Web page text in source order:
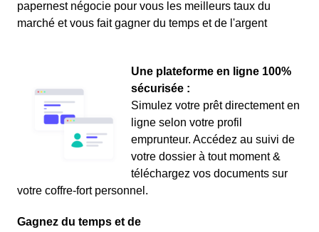
papernest négocie pour vous les meilleurs taux du
marché et vous fait gagner du temps et de l'argent
Une plateforme en ligne 100%
sécurisée :
Simulez votre prêt directement en
ligne selon votre profil
emprunteur. Accédez au suivi de
votre dossier à tout moment &
téléchargez vos documents sur
votre coffre-fort personnel.
Gagnez du temps et de